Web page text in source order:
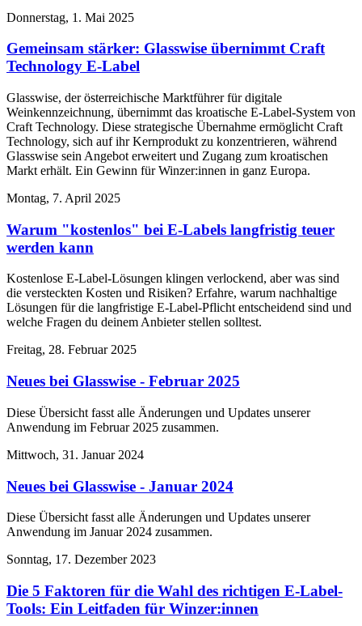
Donnerstag, 1. Mai 2025
Gemeinsam stärker: Glasswise übernimmt Craft
Technology E-Label
Glasswise, der österreichische Marktführer für digitale
Weinkennzeichnung, übernimmt das kroatische E-Label-System von
Craft Technology. Diese strategische Übernahme ermöglicht Craft
Technology, sich auf ihr Kernprodukt zu konzentrieren, während
Glasswise sein Angebot erweitert und Zugang zum kroatischen
Markt erhält. Ein Gewinn für Winzer:innen in ganz Europa.
Montag, 7. April 2025
Warum "kostenlos" bei E-Labels langfristig teuer
werden kann
Kostenlose E-Label-Lösungen klingen verlockend, aber was sind
die versteckten Kosten und Risiken? Erfahre, warum nachhaltige
Lösungen für die langfristige E-Label-Pflicht entscheidend sind und
welche Fragen du deinem Anbieter stellen solltest.
Freitag, 28. Februar 2025
Neues bei Glasswise - Februar 2025
Diese Übersicht fasst alle Änderungen und Updates unserer
Anwendung im Februar 2025 zusammen.
Mittwoch, 31. Januar 2024
Neues bei Glasswise - Januar 2024
Diese Übersicht fasst alle Änderungen und Updates unserer
Anwendung im Januar 2024 zusammen.
Sonntag, 17. Dezember 2023
Die 5 Faktoren für die Wahl des richtigen E-Label-
Tools: Ein Leitfaden für Winzer:innen